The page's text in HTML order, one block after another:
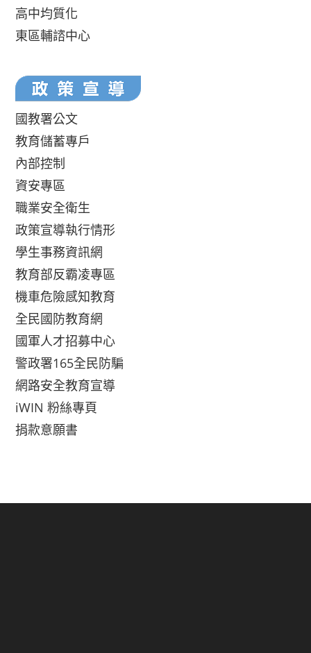
高中均質化
東區輔諮中心
國教署公文
教育儲蓄專戶
內部控制
資安專區
職業安全衛生
政策宣導執行情形
學生事務資訊網
教育部反霸凌專區
機車危險感知教育
全民國防教育網
國軍人才招募中心
警政署165全民防騙
網路安全教育宣導
iWIN 粉絲專頁
捐款意願書